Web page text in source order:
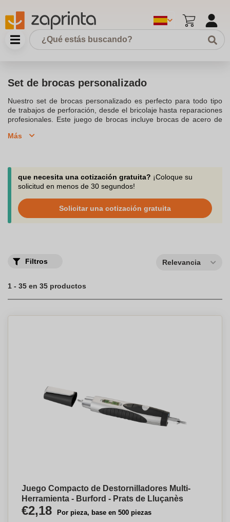
Set de brocas personalizado
Nuestro set de brocas personalizado es perfecto para todo tipo
de trabajos de perforación, desde el bricolaje hasta reparaciones
profesionales. Este juego de brocas incluye brocas de acero de
Personalízalo con el logotipo de tu empresa, y ofrece a tus
resistente.
Más
que necesita una cotización gratuita? ¡Coloque su
solicitud en menos de 30 segundos!
Solicitar una cotización gratuita
Filtros Relevancia
1 - 35 en 35 productos
Juego Compacto de Destornilladores Multi-
Herramienta - Burford - Prats de Lluçanès
€2,18 Por pieza, base en 500 piezas